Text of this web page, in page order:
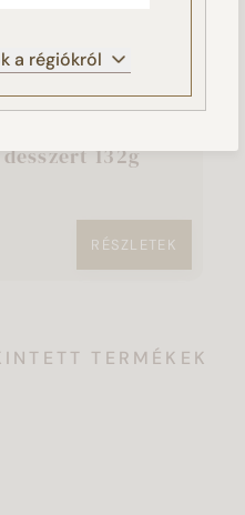
132g
RÉSZLETEK
TERMÉKEK
a régiókról